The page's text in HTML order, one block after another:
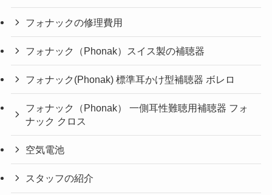
フォナックの修理費用
フォナック（Phonak）スイス製の補聴器
フォナック(Phonak) 標準耳かけ型補聴器 ボレロ
フォナック（Phonak） 一側耳性難聴用補聴器 フォ
ナック クロス
空気電池
スタッフの紹介